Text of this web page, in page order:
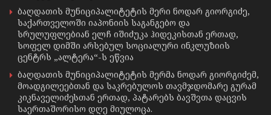
ბაღდათის მუნიციპალიტეტის მერი ნოდარ გიორგიძე,
საქართველოში იაპონიის საგანგებო და
სრულუფლებიან ელჩ იშიძუკა ჰიდეკისთან ერთად,
სოფელ დიმში არსებულ სოციალური ინკლუზიის
ცენტრს „ალტერა“-ს ეწვია
ბაღდათის მუნიციპალიტეტის მერმა ნოდარ გიორგიძემ,
მოადგილეებთან და საკრებულოს თავმჯდომარე გურამ
კიკნაველიძესთან ერთად, პატარებს ბავშვთა დაცვის
საერთაშორისო დღე მიულოცა.